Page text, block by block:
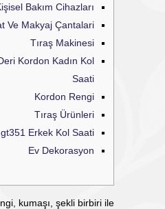
Bakım Cihazları
Ve Makyaj Çantalari
Tıraş Makinesi
Kordon Kadın Kol
Saati
Kordon Rengi
Tıraş Ürünleri
Erkek Kol Saati
Ev Dekorasyon
kumaşı, şekli birbiri ile